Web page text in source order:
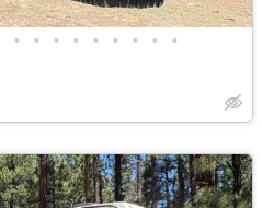
• • • • • • • • •